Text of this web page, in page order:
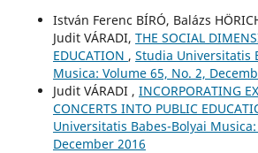
István Ferenc BÍRÓ, Balázs
Judit VÁRADI, THE SOCIAL
EDUCATION , Studia Universitatis
Musica: Volume 65, No. 2,
Judit VÁRADI , INCORPORATING
CONCERTS INTO PUBLIC
Universitatis Babes-Bolyai
December 2016